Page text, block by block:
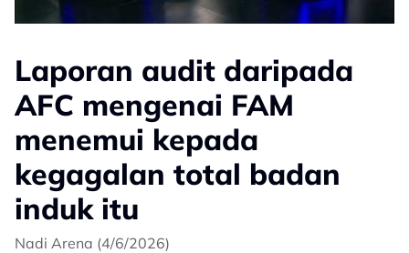
Laporan audit daripada
AFC mengenai FAM
menemui kepada
kegagalan total badan
induk itu
Nadi Arena (4/6/2026)